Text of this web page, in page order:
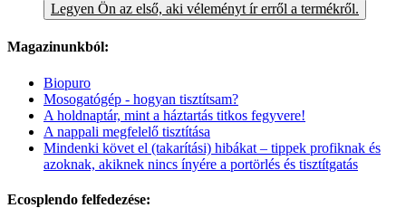
Legyen Ön az első, aki véleményt ír erről a termékről.
Magazinunkból:
Biopuro
Mosogatógép - hogyan tisztítsam?
A holdnaptár, mint a háztartás titkos fegyvere!
A nappali megfelelő tisztítása
Mindenki követ el (takarítási) hibákat – tippek profiknak és
azoknak, akiknek nincs ínyére a portörlés és tisztítgatás
Ecosplendo felfedezése: